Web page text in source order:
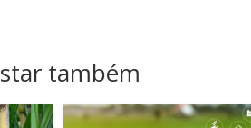
também